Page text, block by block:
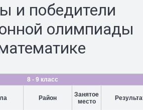
и победители
олимпиады
8 - 9 класс
Район
Занятое
место